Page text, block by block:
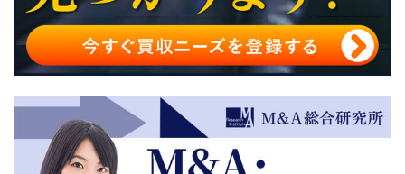
事業譲渡によるM&Aの方法・流れ
事業譲渡によるM&Aの手続き
事業譲渡によるM&Aの事業価値評価の方法
事業譲渡によるM&Aで課される税金